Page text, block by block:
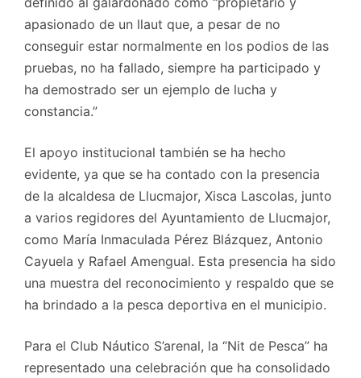
apasionado de un llaut que, a pesar de no
conseguir estar normalmente en los podios de las
pruebas, no ha fallado, siempre ha participado y
ha demostrado ser un ejemplo de lucha y
constancia.”
El apoyo institucional también se ha hecho
evidente, ya que se ha contado con la presencia
de la alcaldesa de Llucmajor, Xisca Lascolas, junto
a varios regidores del Ayuntamiento de Llucmajor,
como María Inmaculada Pérez Blázquez, Antonio
Cayuela y Rafael Amengual. Esta presencia ha sido
una muestra del reconocimiento y respaldo que se
ha brindado a la pesca deportiva en el municipio.
Para el Club Náutico S’arenal, la “Nit de Pesca” ha
representado una celebración que ha consolidado